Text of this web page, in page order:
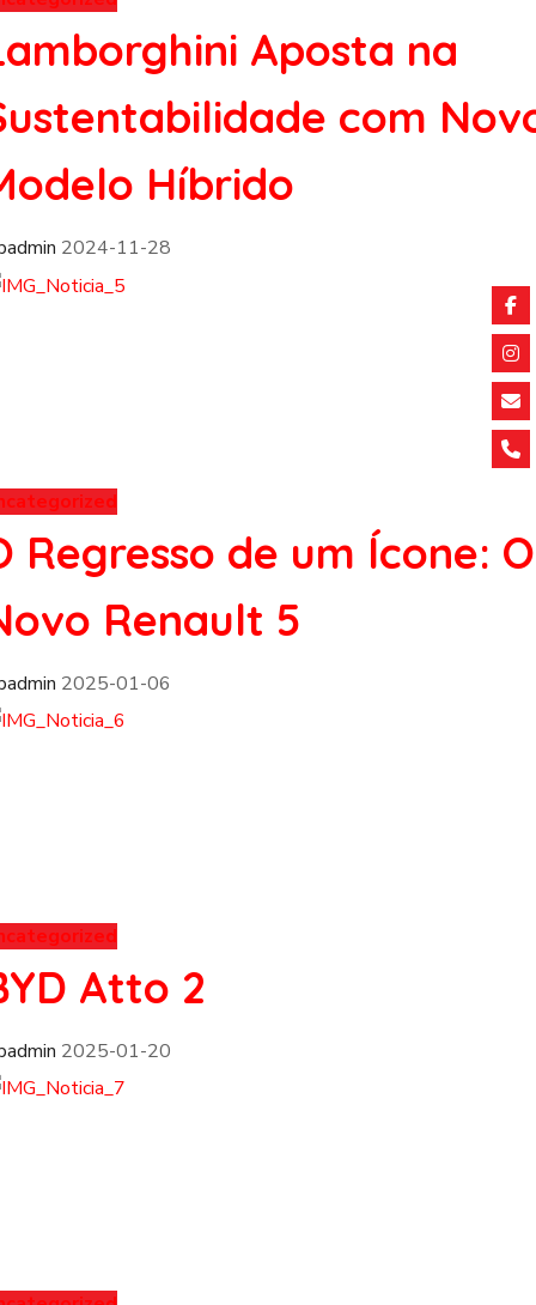
Aposta na
com
Híbrido
2024-11-28
Regresso de um Ícone: O
Renault 5
2025-01-06
Atto 2
2025-01-20